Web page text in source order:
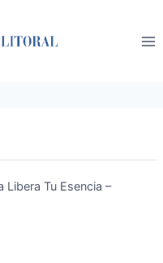
Libera Tu Esencia –